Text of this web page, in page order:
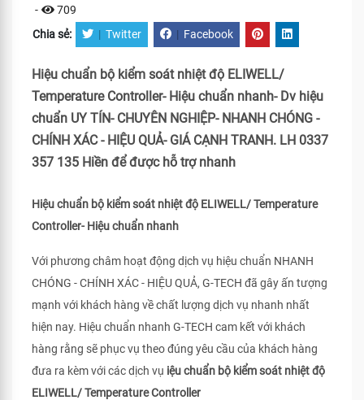
-
709
Chia sẻ: | Twitter | Facebook
Hiệu chuẩn bộ kiểm soát nhiệt độ ELIWELL/
Temperature Controller- Hiệu chuẩn nhanh- Dv hiệu
chuẩn UY TÍN- CHUYÊN NGHIỆP- NHANH CHÓNG -
CHÍNH XÁC - HIỆU QUẢ- GIÁ CẠNH TRANH. LH 0337
357 135 Hiền để được hỗ trợ nhanh
Hiệu chuẩn bộ kiểm soát nhiệt độ ELIWELL/ Temperature
Controller- Hiệu chuẩn nhanh
Với phương châm hoạt động dịch vụ hiệu chuẩn NHANH
CHÓNG - CHÍNH XÁC - HIỆU QUẢ, G-TECH đã gây ấn tượng
mạnh với khách hàng về chất lượng dịch vụ nhanh nhất
hiện nay. Hiệu chuẩn nhanh G-TECH cam kết với khách
hàng rằng sẽ phục vụ theo đúng yêu cầu của khách hàng
đưa ra kèm với các dịch vụ iệu chuẩn bộ kiểm soát nhiệt độ
ELIWELL/ Temperature Controller